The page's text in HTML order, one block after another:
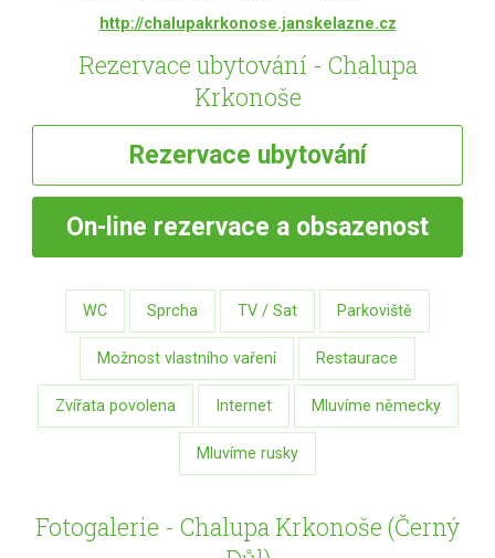
http://chalupakrkonose.janskelazne.cz
Rezervace ubytování - Chalupa
Krkonoše
Rezervace ubytování
On-line rezervace a obsazenost
WC Sprcha TV / Sat Parkoviště
Možnost vlastního vaření Restaurace
Zvířata povolena Internet Mluvíme německy
Mluvíme rusky
Fotogalerie - Chalupa Krkonoše (Černý